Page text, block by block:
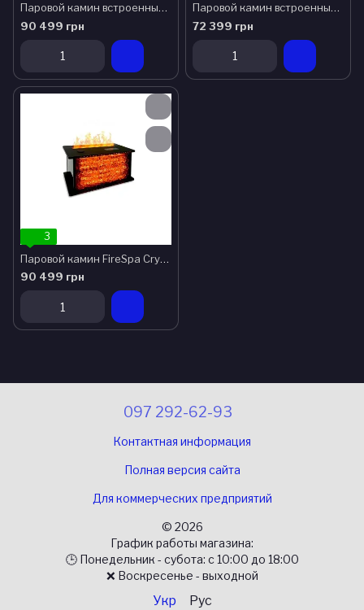
Паровой камин встроенный FireSpa 900 мм
90 499 грн
Паровой камин встроенный FireSpa 600 мм
72 399 грн
3
Паровой камин FireSpa Crystal
90 499 грн
097 292-62-93
Контактная информация
Полная версия сайта
Для коммерческих предприятий
© 2026
График работы магазина:
🕒 Понедельник - субота: с 10:00 до 18:00
❌ Воскресенье - выходной
Укр Рус